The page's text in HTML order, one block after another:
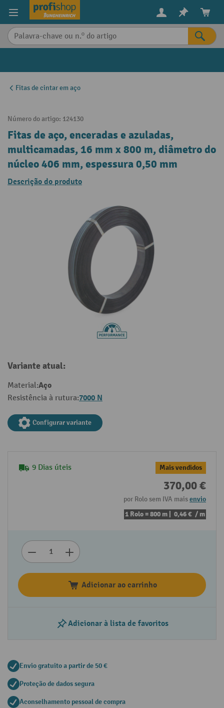
principal
Fitas de cintar em aço
Número do artigo: 124130
Fitas de aço, enceradas e azuladas,
multicamadas, 16 mm x 800 m, diâmetro do
núcleo 406 mm, espessura 0,50 mm
Descrição do produto
Variante atual:
Material:Aço
Resistência à rutura:7000 N
Configurar variante
9 Dias úteis Mais vendidos
370,00 €
por Rolo sem IVA maisenvio
1 Rolo = 800 m | 0,46 € / m
Adicionar ao carrinho
Adicionar à lista de favoritos
Envio gratuito a partir de 50 €
Proteção de dados segura
Aconselhamento pessoal de compra